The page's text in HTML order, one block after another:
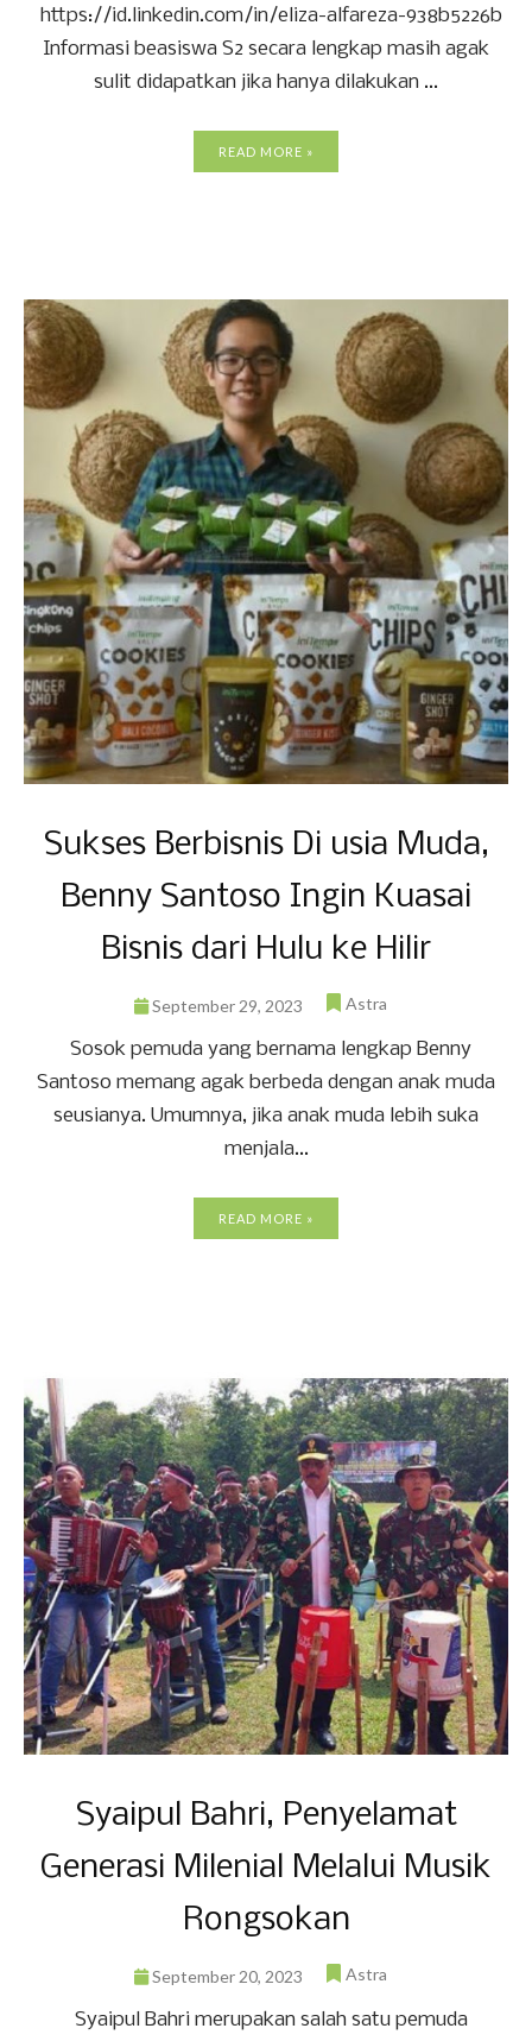
https://id.linkedin.com/in/eliza-alfareza-938b5226b
Informasi beasiswa S2 secara lengkap masih agak
sulit didapatkan jika hanya dilakukan ...
READ MORE »
Sukses Berbisnis Di usia Muda,
Benny Santoso Ingin Kuasai
Bisnis dari Hulu ke Hilir
September 29, 2023 Astra
Sosok pemuda yang bernama lengkap Benny
Santoso memang agak berbeda dengan anak muda
seusianya. Umumnya, jika anak muda lebih suka
menjala...
READ MORE »
Syaipul Bahri, Penyelamat
Generasi Milenial Melalui Musik
Rongsokan
September 20, 2023 Astra
Syaipul Bahri merupakan salah satu pemuda